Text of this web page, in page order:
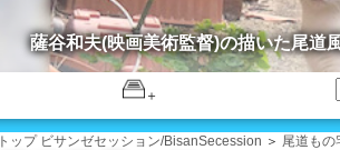
薩谷和夫(映画美術監督)の描いた尾道
トップ ビサンゼセッション/BisanSecession ＞ 尾道も